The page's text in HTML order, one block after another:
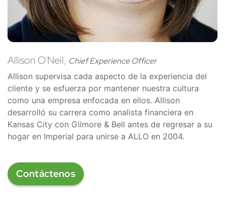
Allison O'Neil, Chief Experience Officer
Allison supervisa cada aspecto de la experiencia del
cliente y se esfuerza por mantener nuestra cultura
como una empresa enfocada en ellos. Allison
desarrolló su carrera como analista financiera en
Kansas City con Gilmore & Bell antes de regresar a su
hogar en Imperial para unirse a ALLO en 2004.
Contáctenos